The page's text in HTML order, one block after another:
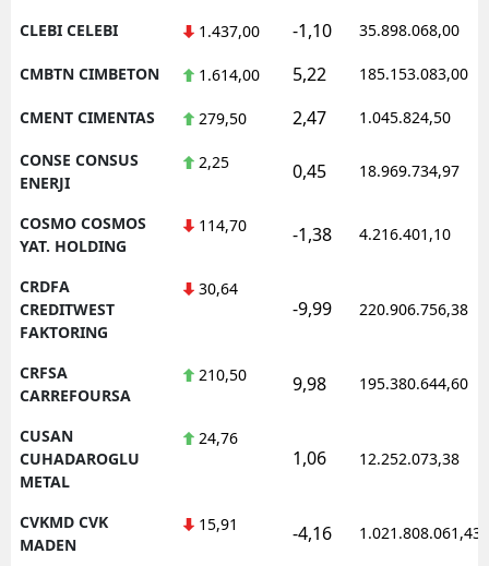
CLEBI CELEBI 1.437,00 -1,10 35.898.068,00
CMBTN CIMBETON 1.614,00 5,22 185.153.083,00
CMENT CIMENTAS 279,50 2,47 1.045.824,50
CONSE CONSUS
ENERJI
2,25 0,45 18.969.734,97
COSMO COSMOS
YAT. HOLDING
114,70 -1,38 4.216.401,10
CRDFA
CREDITWEST
FAKTORING
30,64
-9,99 220.906.756,38
CRFSA
CARREFOURSA
210,50 9,98 195.380.644,60
CUSAN
CUHADAROGLU
METAL
24,76
1,06 12.252.073,38
CVKMD CVK
MADEN
15,91 -4,16 1.021.808.061,43